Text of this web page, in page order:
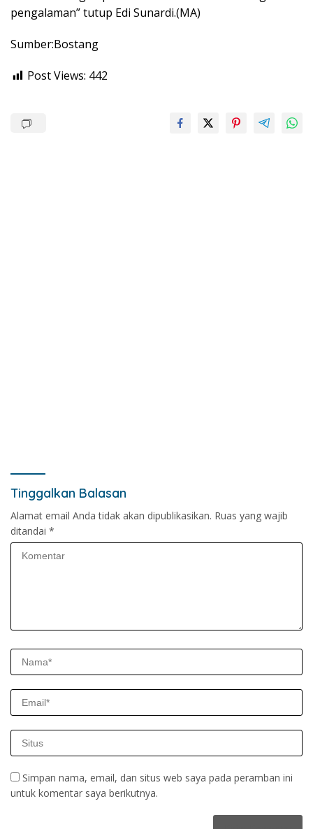
pengalaman” tutup Edi Sunardi.(MA)
Sumber:Bostang
Post Views: 442
Tinggalkan Balasan
Alamat email Anda tidak akan dipublikasikan. Ruas yang wajib
ditandai *
Simpan nama, email, dan situs web saya pada peramban ini
untuk komentar saya berikutnya.